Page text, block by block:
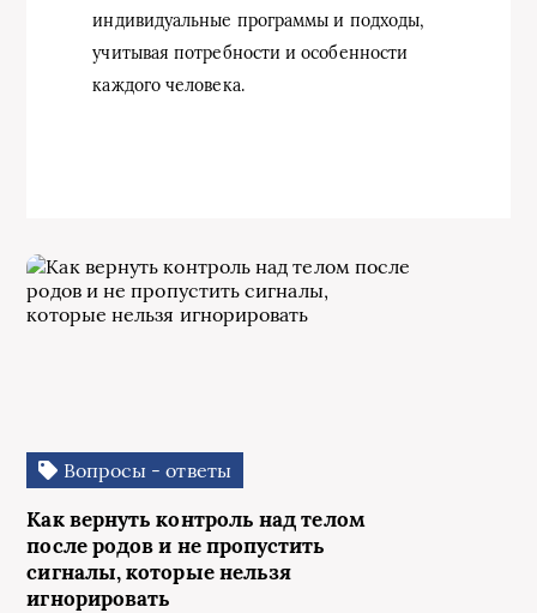
индивидуальные программы и подходы,
учитывая потребности и особенности
каждого человека.
Вопросы - ответы
Как вернуть контроль над телом
после родов и не пропустить
сигналы, которые нельзя
игнорировать